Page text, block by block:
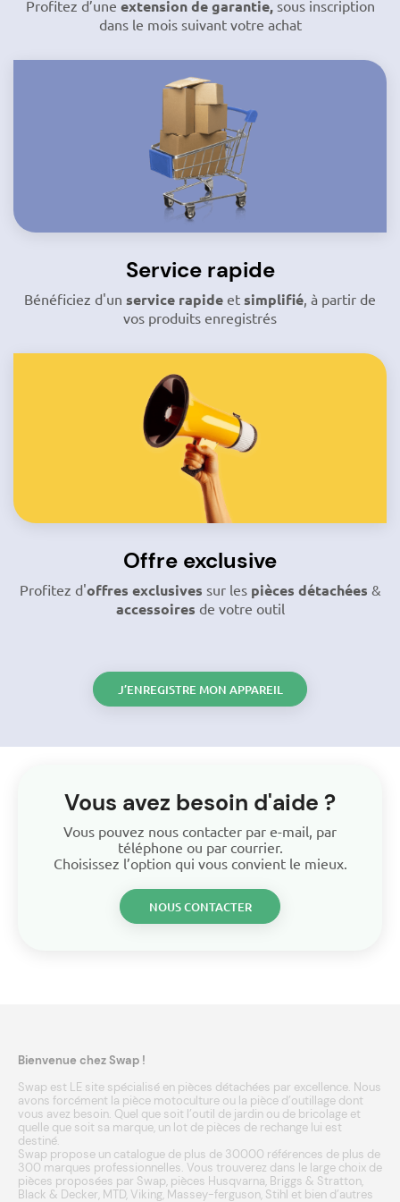
Profitez d’une extension de garantie,sous inscription
dans le mois suivant votre achat
Service rapide
Bénéficiez d'un service rapide et simplifié, à partir de
vos produits enregistrés
Offre exclusive
Profitez d'offres exclusives sur les pièces détachées &
accessoires de votre outil
J’ENREGISTRE MON APPAREIL
Vous avez besoin d'aide ?
Vous pouvez nous contacter par e-mail, par
téléphone ou par courrier.
Choisissez l’option qui vous convient le mieux.
NOUS CONTACTER
Bienvenue chez Swap !
Swap est LE site spécialisé en pièces détachées par excellence. Nous
avons forcément la pièce motoculture ou la pièce d’outillage dont
vous avez besoin. Quel que soit l’outil de jardin ou de bricolage et
quelle que soit sa marque, un lot de pièces de rechange lui est
destiné.
Swap propose un catalogue de plus de 30000 références de plus de
300 marques professionnelles. Vous trouverez dans le large choix de
pièces proposées par Swap, pièces Husqvarna, Briggs & Stratton,
Black & Decker, MTD,Viking, Massey-ferguson, Stihl et bien d’autres